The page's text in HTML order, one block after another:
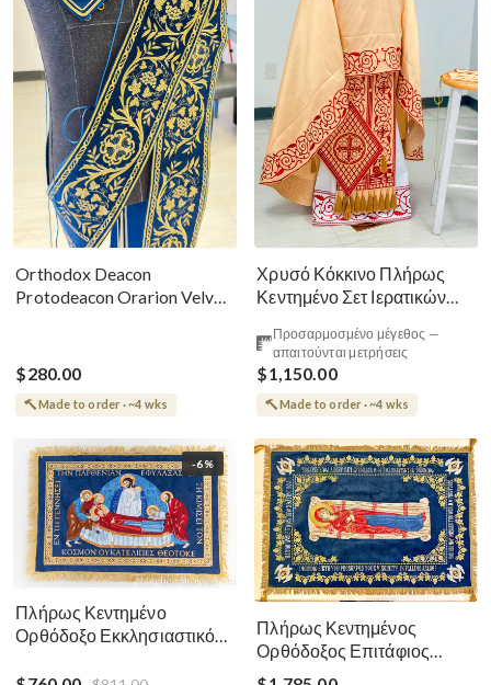
Orthodox Deacon
Protodeacon Orarion Velvet
$280.00
Made to order · ~4 wks
Χρυσό Κόκκινο Πλήρως
Κεντημένο Σετ Ιερατικών
Προσαρμοσμένο μέγεθος —
απαιτούνται μετρήσεις
$1,150.00
Made to order · ~4 wks
-6%
Πλήρως Κεντημένο
Ορθόδοξο Εκκλησιαστικό
Πλήρως Κεντημένος
Ορθόδοξος Επιτάφιος
Κοίμησης